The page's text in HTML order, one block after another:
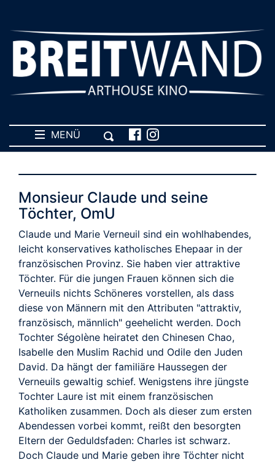
MENÜ
TRAILER
Monsieur Claude und seine
Töchter, OmU
Claude und Marie Verneuil sind ein wohlhabendes,
leicht konservatives katholisches Ehepaar in der
französischen Provinz. Sie haben vier attraktive
Töchter. Für die jungen Frauen können sich die
Verneuils nichts Schöneres vorstellen, als dass
diese von Männern mit den Attributen "attraktiv,
französisch, männlich" geehelicht werden. Doch
Tochter Ségolène heiratet den Chinesen Chao,
Isabelle den Muslim Rachid und Odile den Juden
David. Da hängt der familiäre Haussegen der
Verneuils gewaltig schief. Wenigstens ihre jüngste
Tochter Laure ist mit einem französischen
Katholiken zusammen. Doch als dieser zum ersten
Abendessen vorbei kommt, reißt den besorgten
Eltern der Geduldsfaden: Charles ist schwarz.
Doch Claude und Marie geben ihre Töchter nicht